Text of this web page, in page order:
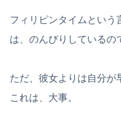
フィリピンタイムという
は、のんびりしているの
ただ、彼女よりは自分が
これは、大事。